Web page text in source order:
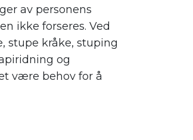
av personens
ikke forseres. Ved
stupe kråke, stuping
og
være behov for å